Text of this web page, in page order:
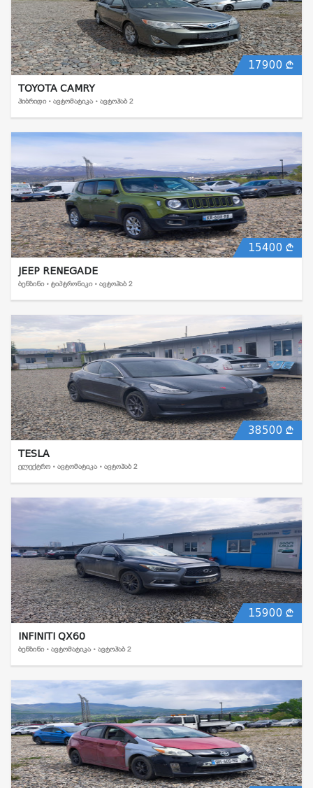
17900
TOYOTA CAMRY
ᲰᲘᲑᲠᲘᲓᲘ • ᲐᲕᲢᲝᲛᲐᲢᲘᲙᲐ • ᲐᲕᲢᲝᲰᲐᲑ 2
15400
JEEP RENEGADE
ᲑᲔᲜᲖᲘᲜᲘ • ᲢᲘᲞᲢᲠᲝᲜᲘᲙᲘ • ᲐᲕᲢᲝᲰᲐᲑ 2
38500
TESLA
ᲔᲚᲔᲥᲢᲠᲝ • ᲐᲕᲢᲝᲛᲐᲢᲘᲙᲐ • ᲐᲕᲢᲝᲰᲐᲑ 2
15900
INFINITI QX60
ᲑᲔᲜᲖᲘᲜᲘ • ᲐᲕᲢᲝᲛᲐᲢᲘᲙᲐ • ᲐᲕᲢᲝᲰᲐᲑ 2